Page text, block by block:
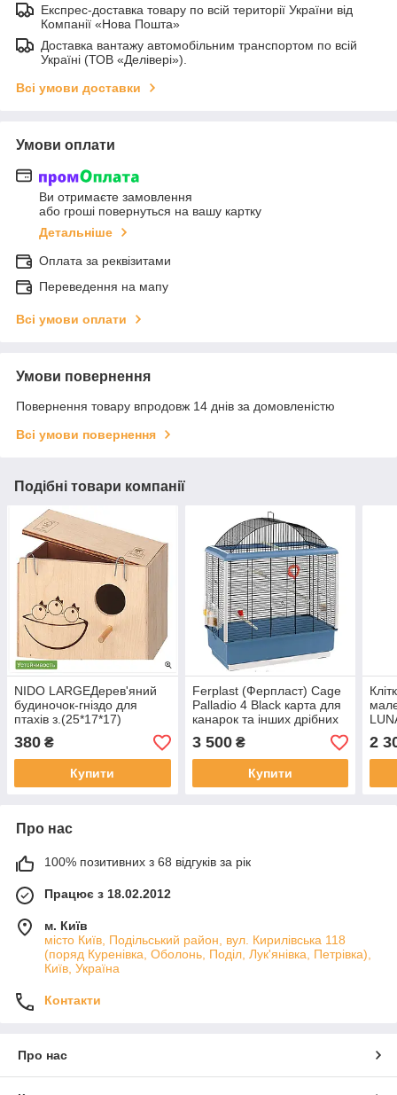
Експрес-доставка товару по всій території України від
Компанії «Нова Пошта»
Доставка вантажу автомобільним транспортом по всій
Україні (ТОВ «Делівері»).
Всі умови доставки
Умови оплати
Ви отримаєте замовлення
або гроші повернуться на вашу картку
Детальніше
Оплата за реквізитами
Переведення на мапу
Всі умови оплати
Умови повернення
Повернення товару впродовж 14 днів за домовленістю
Всі умови повернення
Подібні товари компанії
NIDO LARGEДерев'яний
будиночок-гніздо для
птахів з.(25*17*17)
380 ₴
Купити
Ferplast (Ферпласт) Cage
Palladio 4 Black карта для
канарок та інших дрібних
екзотичних птахів,
59x33x69
3 500₴
Купити
x
2
Про нас
100% позитивних з 68 відгуків за рік
Працює з 18.02.2012
м. Київ
місто Київ, Подільський район, вул. Кирилівська 118
(поряд Куренівка, Оболонь, Поділ, Лук'янівка, Петрівка),
Київ, Україна
Контакти
Про нас